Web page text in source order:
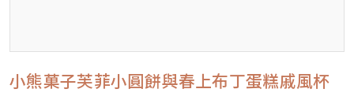
小熊菓子芙菲小圓餅與春上布丁蛋糕戚風杯